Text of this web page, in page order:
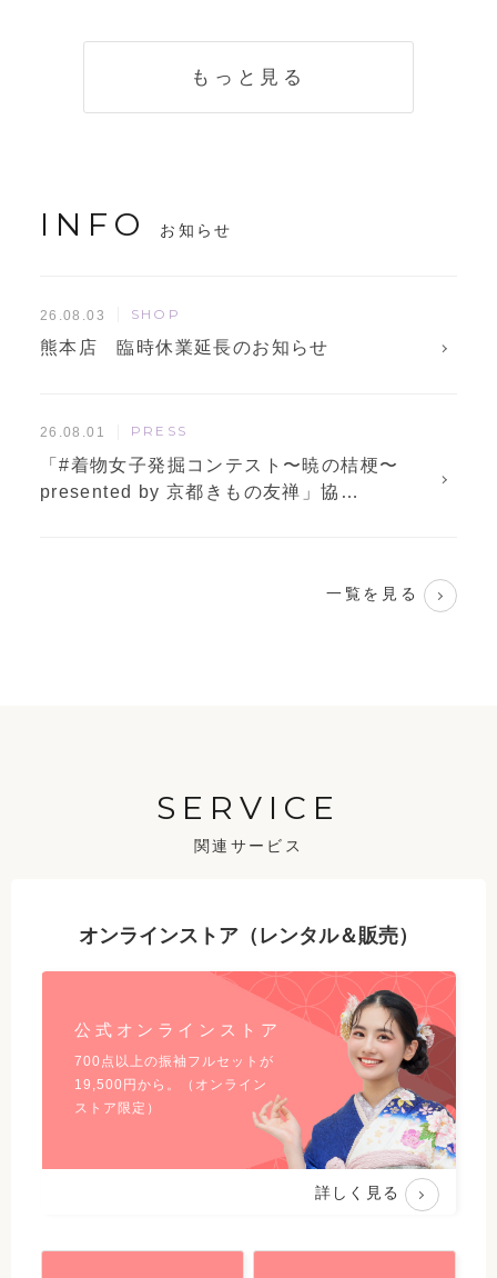
もっと見る
INFO お知らせ
26.08.03 SHOP
熊本店 臨時休業延長のお知らせ
26.08.01 PRESS
「#着物女子発掘コンテスト〜暁の桔梗〜
presented by 京都きもの友禅」協…
一覧を見る
SERVICE
関連サービス
オンラインストア（レンタル＆販売）
公式オンラインストア
700点以上の振袖フルセットが
19,500 円から。（オンライン
ストア限定）
詳しく見る